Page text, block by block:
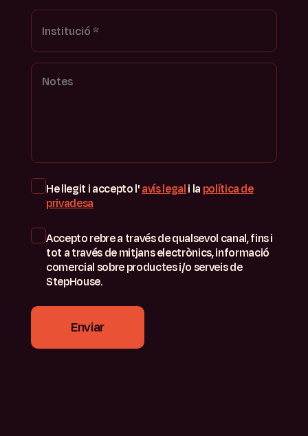
He llegit i accepto l'avís legali la política de
privadesa
Accepto rebre a través de qualsevol canal, fins i
tot a través de mitjans electrònics, informació
comercial sobre productes i/o serveis de
StepHouse.